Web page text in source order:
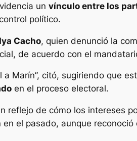
un vínculo entre los
político.
Cacho, quien denunció la
de acuerdo con el
Marín”, citó, sugiriendo que
en el proceso electoral.
reflejo de cómo los intereses
el pasado, aunque